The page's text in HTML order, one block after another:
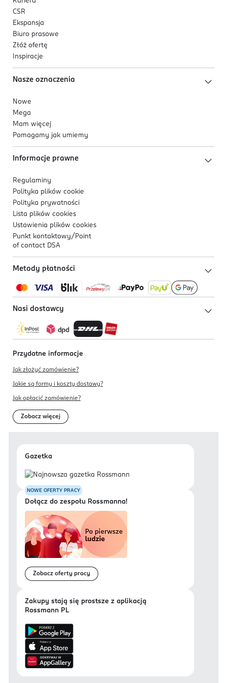
Norwegia, Polska, Rosja, Szwajcaria, Szwecja, Turcja,
Węgry, Wielka Brytania, Włochy..
CSR
Ekspansja
Biuro prasowe
Złóż ofertę
Inspiracje
Nasze oznaczenia
Nowe
Mega
Mam więcej
Pomagamy jak umiemy
Informacje prawne
Regulaminy
Polityka plików cookie
Polityka prywatności
Lista plików cookies
Ustawienia plików cookies
Punkt kontaktowy/ Point
of contact DSA
Metody płatności
Nasi dostawcy
Przydatne informacje
Jak złożyć zamówienie?
Jakie są formy i koszty dostawy?
Jak opłacić zamówienie?
Zobacz więcej
Gazetka
NOWE OFERTY PRACY
Dołącz do zespołu Rossmanna!
Zobacz oferty pracy
Zakupy stają się prostsze z aplikacją
Rossmann PL